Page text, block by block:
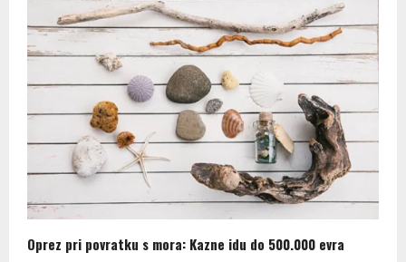
Oprez pri povratku s mora: Kazne idu do 500.000 evra